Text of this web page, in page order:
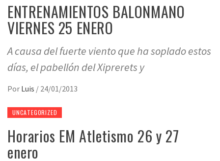
ENTRENAMIENTOS BALONMANO
VIERNES 25 ENERO
A causa del fuerte viento que ha soplado estos
días, el pabellón del Xiprerets y
Por Luis / 24/01/2013
UNCATEGORIZED
Horarios EM Atletismo 26 y 27
enero